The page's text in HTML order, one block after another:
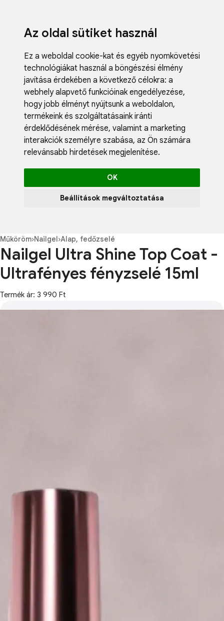
Az oldal sütiket használ
Ez a weboldal cookie-kat és egyéb nyomkövetési
technológiákat használ a böngészési élmény
javítása érdekében a következő célokra: a
webhely alapvető funkcióinak engedélyezése,
hogy jobb élményt nyújtsunk a weboldalon,
termékeink és szolgáltatásaink iránti
érdeklődésének mérése, valamint a marketing
interakciók személyre szabása, az Ön számára
relevánsabb hirdetések megjelenítése.
OK
Beállítások megváltoztatása
Blog
Műköröm›Nailgel›Alap, fedőzselé
Nailgel Ultra Shine Top Coat -
Ultrafényes fényzselé 15ml
Termék ár: 3 990 Ft